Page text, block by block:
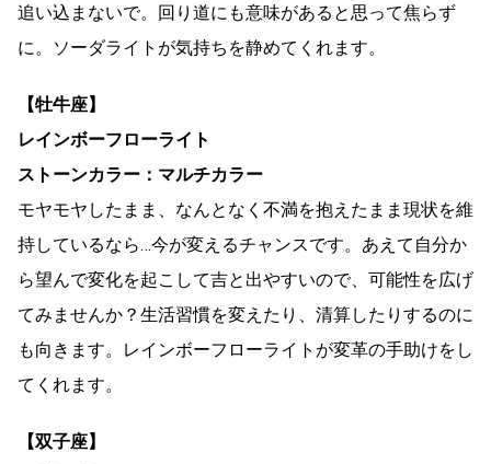
追い込まないで。回り道にも意味があると思って焦らず
に。ソーダライトが気持ちを静めてくれます。
【牡牛座】
レインボーフローライト
ストーンカラー：マルチカラー
モヤモヤしたまま、なんとなく不満を抱えたまま現状を維
持しているなら…今が変えるチャンスです。あえて自分か
ら望んで変化を起こして吉と出やすいので、可能性を広げ
てみませんか？生活習慣を変えたり、清算したりするのに
も向きます。レインボーフローライトが変革の手助けをし
てくれます。
【双子座】